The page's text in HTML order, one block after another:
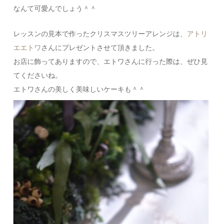
なんて可愛んでしょう＾＾
レッスンの見本で作ったクリスマスツリーアレンジは、 アトリ
エエトワ さんにプレゼントさせて頂きました。
お店に飾ってありますので、エトワさんに行った際は、ぜひ見
てくださいね。
エトワさんの美しく美味しいケーキも＾＾